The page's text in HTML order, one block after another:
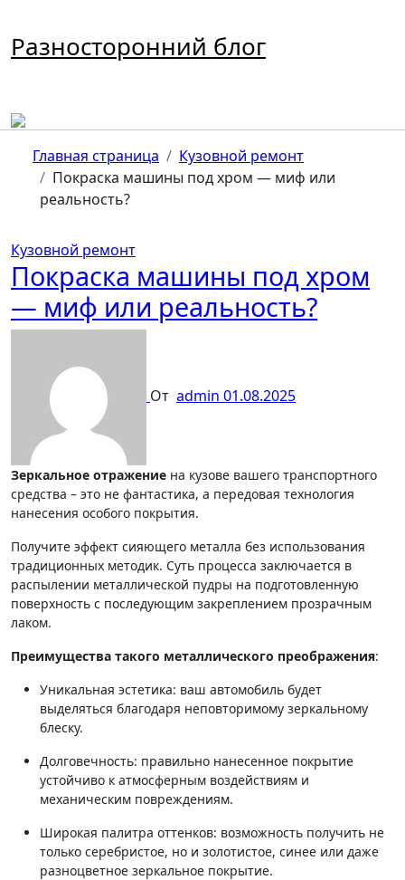
содержимому
Разносторонний блог
Главная страница
Кузовной ремонт
Покраска машины под хром — миф или
реальность?
Кузовной ремонт
Покраска машины под хром
— миф или реальность?
От admin 01.08.2025
Зеркальное отражение на кузове вашего транспортного
средства – это не фантастика, а передовая технология
нанесения особого покрытия.
Получите эффект сияющего металла без использования
традиционных методик. Суть процесса заключается в
распылении металлической пудры на подготовленную
поверхность с последующим закреплением прозрачным
лаком.
Преимущества такого металлического преображения:
Уникальная эстетика: ваш автомобиль будет
выделяться благодаря неповторимому зеркальному
блеску.
Долговечность: правильно нанесенное покрытие
устойчиво к атмосферным воздействиям и
механическим повреждениям.
Широкая палитра оттенков: возможность получить не
только серебристое, но и золотистое, синее или даже
разноцветное зеркальное покрытие.